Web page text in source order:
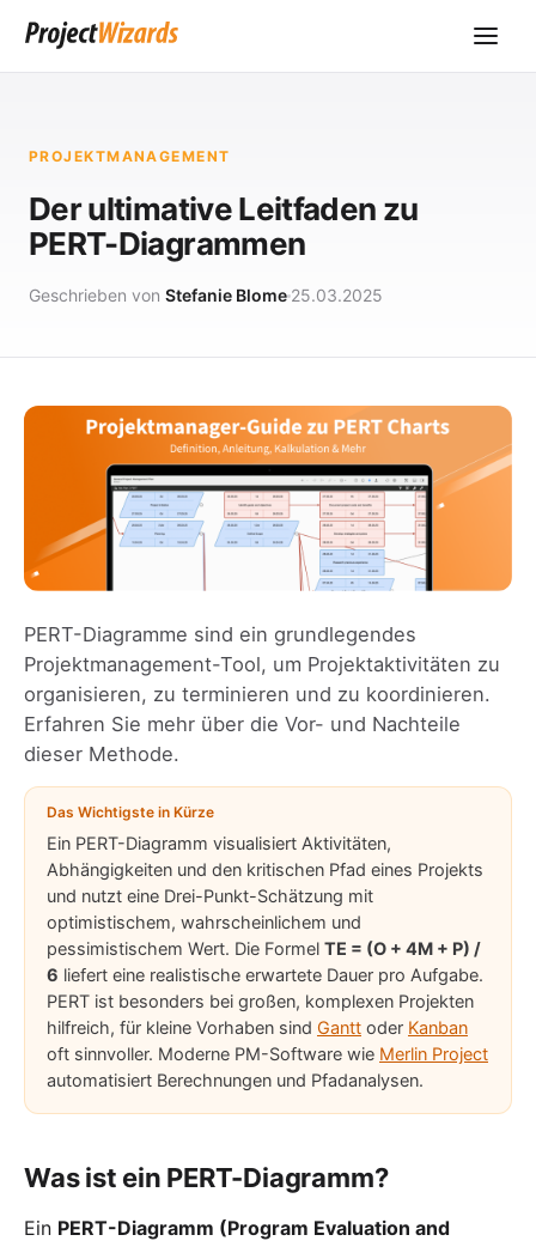
PROJEKTMANAGEMENT
Der ultimative Leitfaden zu
PERT-Diagrammen
Geschrieben von Stefanie Blome 25.03.2025
PERT-Diagramme sind ein grundlegendes
Projektmanagement-Tool, um Projektaktivitäten zu
organisieren, zu terminieren und zu koordinieren.
Erfahren Sie mehr über die Vor- und Nachteile
dieser Methode.
Das Wichtigste in Kürze
Ein PERT-Diagramm visualisiert Aktivitäten,
Abhängigkeiten und den kritischen Pfad eines Projekts
und nutzt eine Drei-Punkt-Schätzung mit
optimistischem, wahrscheinlichem und
pessimistischem Wert. Die Formel TE = (O + 4M + P) /
6 liefert eine realistische erwartete Dauer pro Aufgabe.
PERT ist besonders bei großen, komplexen Projekten
hilfreich, für kleine Vorhaben sind Gantt oder Kanban
oft sinnvoller. Moderne PM-Software wie Merlin Project
automatisiert Berechnungen und Pfadanalysen.
Was ist ein PERT-Diagramm?
Ein PERT-Diagramm (Program Evaluation and